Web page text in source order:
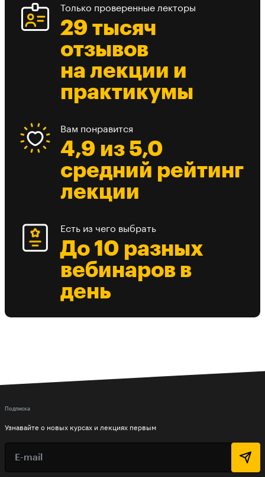
Только проверенные лекторы
29 тысяч
отзывов
на лекции и
практикумы
Вам понравится
4,9 из 5,0
средний рейтинг
лекции
Есть из чего выбрать
До 10 разных
вебинаров в
день
Подписка
Узнавайте о новых курсах и лекциях первым